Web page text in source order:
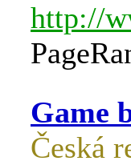
http://
Game
Česká